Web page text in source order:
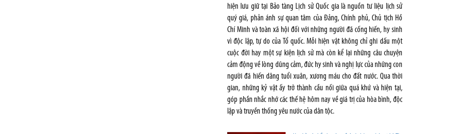
hiện lưu giữ tại Bảo tàng Lịch sử Quốc gia là nguồn tư liệu lịch sử
quý giá, phản ánh sự quan tâm của Đảng, Chính phủ, Chủ tịch Hồ
Chí Minh và toàn xã hội đối với những người đã cống hiến, hy sinh
vì độc lập, tự do của Tổ quốc. Mỗi hiện vật không chỉ ghi dấu một
cuộc đời hay một sự kiện lịch sử mà còn kể lại những câu chuyện
cảm động về lòng dũng cảm, đức hy sinh và nghị lực của những con
người đã hiến dâng tuổi xuân, xương máu cho đất nước. Qua thời
gian, những kỷ vật ấy trở thành cầu nối giữa quá khứ và hiện tại,
góp phần nhắc nhớ các thế hệ hôm nay về giá trị của hòa bình, độc
lập và truyền thống yêu nước của dân tộc.